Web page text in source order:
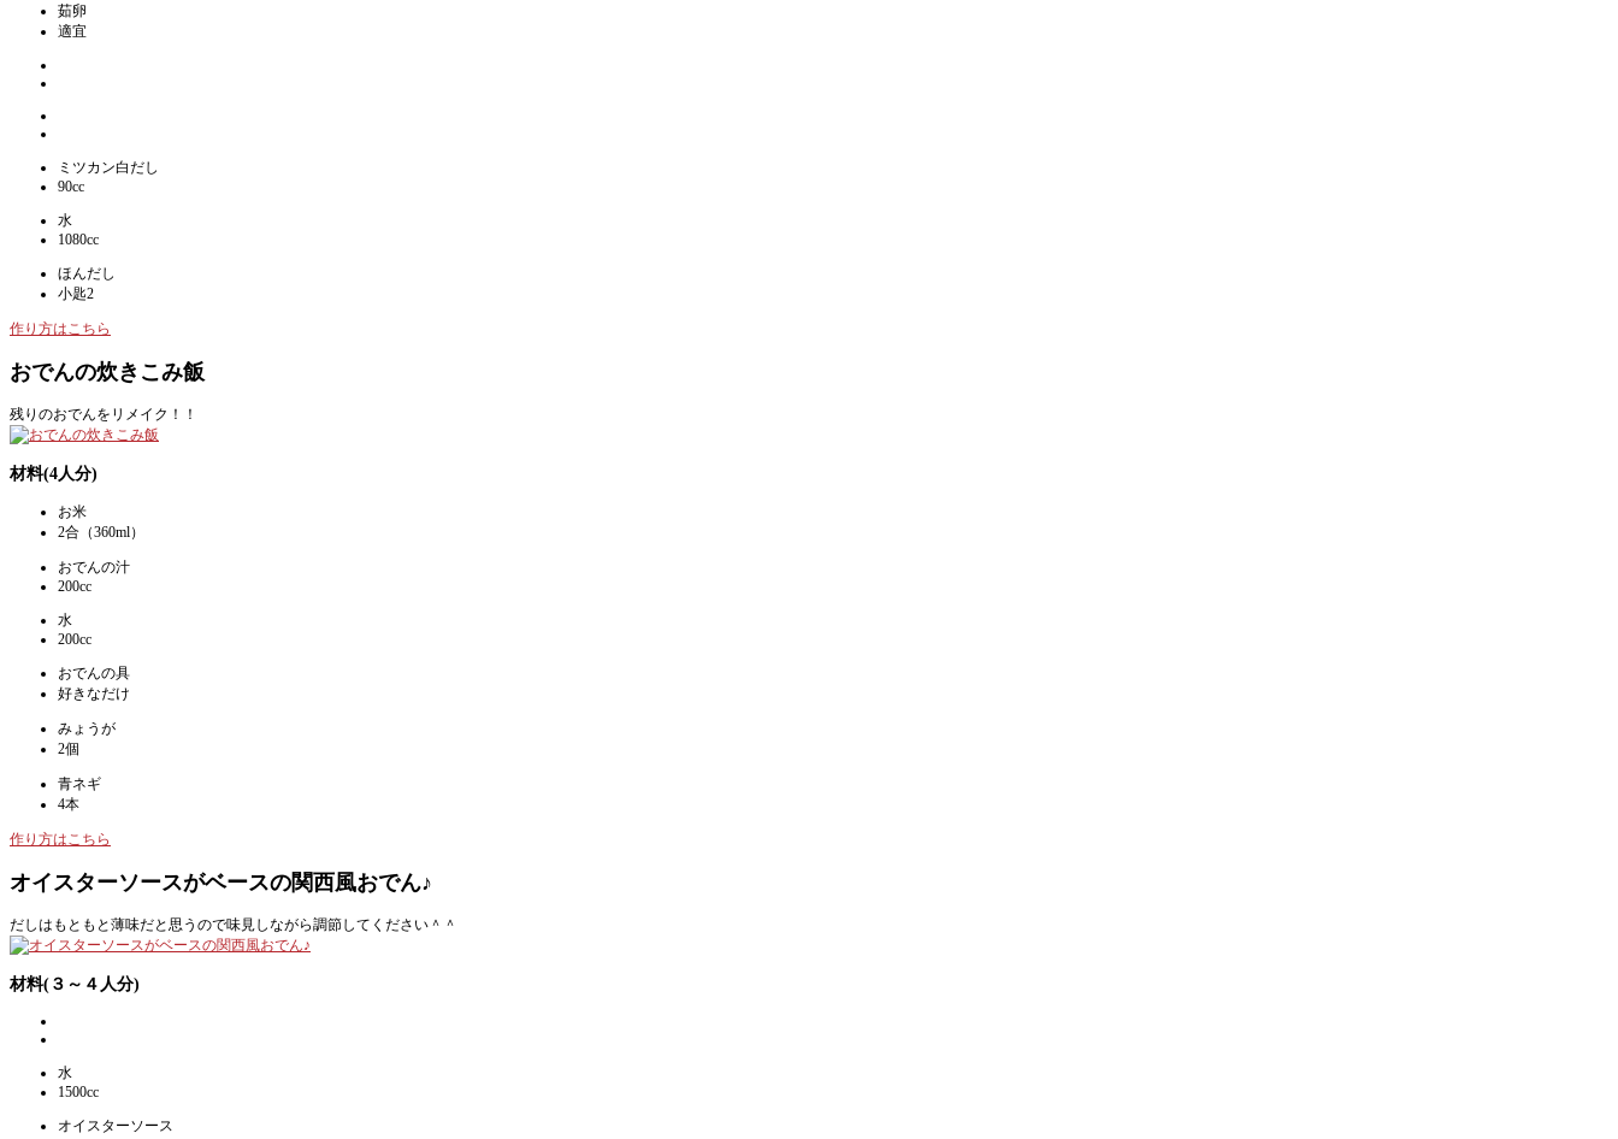
茹卵
適宜
ミツカン白だし
90cc
水
1080cc
ほんだし
小匙2
作り方はこちら
おでんの炊きこみ飯
残りのおでんをリメイク！！
材料(4人分)
お米
2合（360ml）
おでんの汁
200cc
水
200cc
おでんの具
好きなだけ
みょうが
2個
青ネギ
4本
作り方はこちら
オイスターソースがベースの関西風おでん♪
だしはもともと薄味だと思うので味見しながら調節してください＾＾
材料(３～４人分)
水
1500cc
オイスターソース